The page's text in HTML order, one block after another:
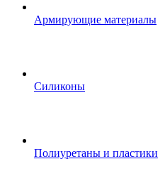
Армирующие материалы
Силиконы
Полиуретаны и пластики